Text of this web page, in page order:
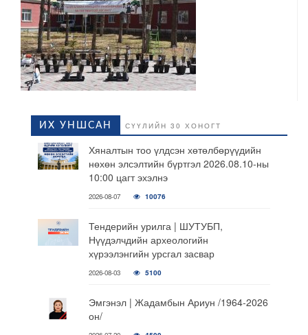
ИХ УНШСАН СҮҮЛИЙН 30 ХОНОГТ
Хяналтын тоо үлдсэн хөтөлбөрүүдийн
нөхөн элсэлтийн бүртгэл 2026.08.10-ны
10:00 цагт эхэлнэ
2026-08-07 10076
Тендерийн урилга | ШУТУБП,
Нүүдэлчдийн археологийн
хүрээлэнгийн урсгал засвар
2026-08-03 5100
Эмгэнэл | Жадамбын Ариун /1964-2026
он/